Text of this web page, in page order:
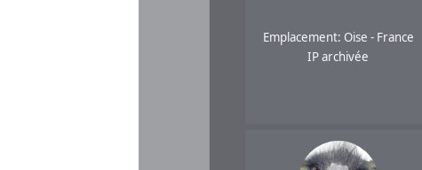
Emplacement: Oise - France
IP archivée